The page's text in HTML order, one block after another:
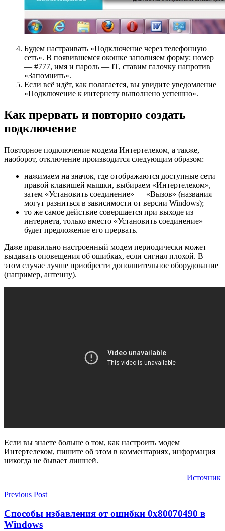
Будем настраивать «Подключение через телефонную
сеть». В появившемся окошке заполняем форму: номер
— #777, имя и пароль — IT, ставим галочку напротив
«Запомнить».
Если всё идёт, как полагается, вы увидите уведомление
«Подключение к интернету выполнено успешно».
Как прервать и повторно создать
подключение
Повторное подключение модема Интертелеком, а также,
наоборот, отключение производится следующим образом:
нажимаем на значок, где отображаются доступные сети
правой клавишей мышки, выбираем «Интертелеком»,
затем «Установить соединение» — «Вызов» (названия
могут разниться в зависимости от версии Windows);
то же самое действие совершается при выходе из
интернета, только вместо «Установить соединение»
будет предложение его прервать.
Даже правильно настроенный модем периодически может
выдавать оповещения об ошибках, если сигнал плохой. В
этом случае лучше приобрести дополнительное оборудование
(например, антенну).
Если вы знаете больше о том, как настроить модем
Интертелеком, пишите об этом в комментариях, информация
никогда не бывает лишней.
Источник
Previous Post
Способы избавления от ошибки 0x80070490 в
Windows